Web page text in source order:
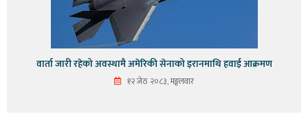
वार्ता जारी रहेको अवस्थामै अमेरिकी सेनाको इरानमाथि हवाई आक्रमण
१२ जेठ २०८३, मङ्गलवार